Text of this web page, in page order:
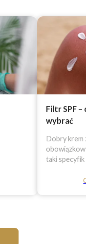
Filtr SPF
wybrać
Dobry krem
taki specyfik